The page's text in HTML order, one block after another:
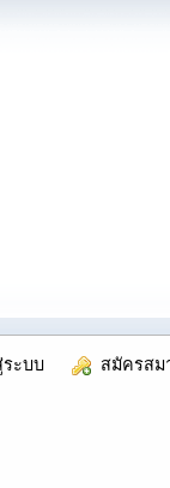
ระบบ สมัครสม